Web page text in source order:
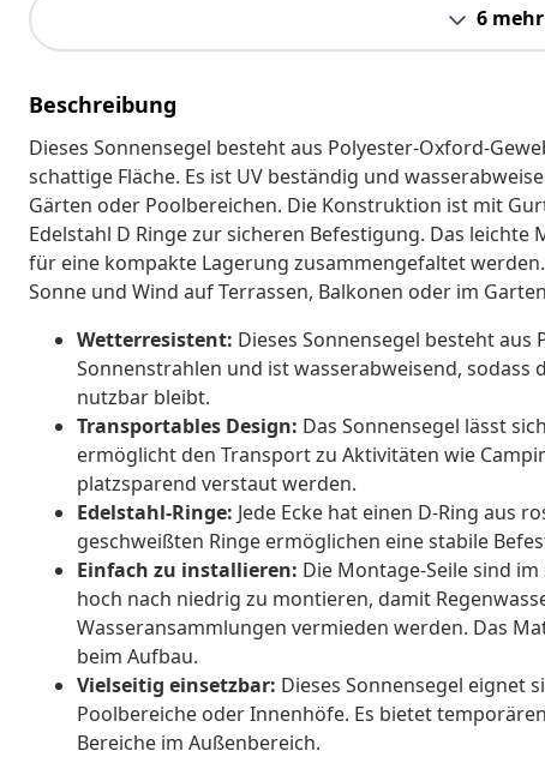
6
Beschreibung
Dieses Sonnensegel besteht aus Polyester-Oxford-
schattige Fläche. Es ist UV beständig und
Gärten oder Poolbereichen. Die Konstruktion ist mit
Edelstahl D Ringe zur sicheren Befestigung. Das
für eine kompakte Lagerung zusammengefaltet
Sonne und Wind auf Terrassen, Balkonen oder im
Wetterresistent: Dieses Sonnensegel besteht
Sonnenstrahlen und ist wasserabweisend, sodass
nutzbar bleibt.
Transportables Design: Das Sonnensegel lässt
ermöglicht den Transport zu Aktivitäten wie
platzsparend verstaut werden.
Edelstahl-Ringe: Jede Ecke hat einen D-Ring aus
geschweißten Ringe ermöglichen eine stabile
Einfach zu installieren: Die Montage-Seile sind
hoch nach niedrig zu montieren, damit
Wasseransammlungen vermieden werden. Das
beim Aufbau.
Vielseitig einsetzbar: Dieses Sonnensegel eignet
Poolbereiche oder Innenhöfe. Es bietet
Bereiche im Außenbereich.